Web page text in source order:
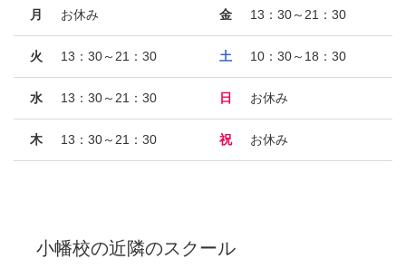
月 お休み
火 13：30～21：30
水 13：30～21：30
木 13：30～21：30
金 13：30～21：30
土 10：30～18：30
日 お休み
祝 お休み
小幡校の近隣のスクール